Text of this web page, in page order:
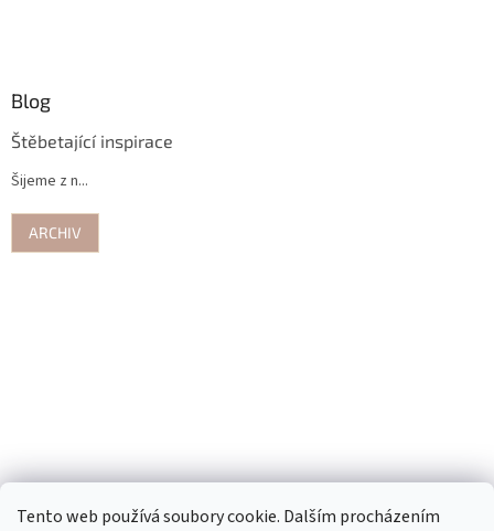
Tento web používá soubory cookie. Dalším procházením
Blog
Štěbetající inspirace
Šijeme z n...
ARCHIV